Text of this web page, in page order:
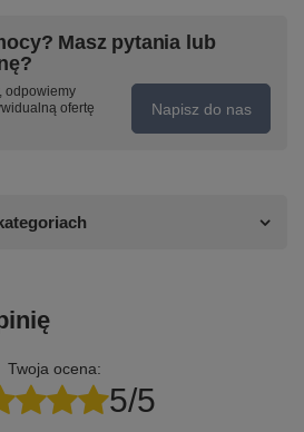
Masz pytania lub
odpowiemy
ofertę
Napisz do nas
Twoja ocena:
5/5